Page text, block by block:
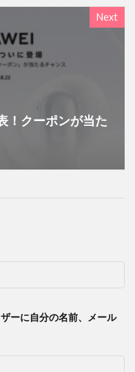
Next
！クーポンが当た
ーに自分の名前、メール